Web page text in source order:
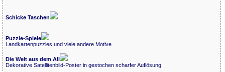
Schicke Taschen
Puzzle-Spiele
Landkartenpuzzles und viele andere Motive
Die Welt aus dem All
Dekorative Satellitenbild-Poster in gestochen scharfer Auflösung!